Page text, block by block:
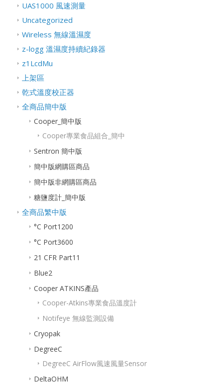
UAS1000 風速測量
Uncategorized
Wireless 無線溫濕度
z-logg 溫濕度持續紀錄器
z1LcdMu
上架區
乾式溫度校正器
全商品簡中版
Cooper_簡中版
Cooper專業食品組合_簡中
Sentron 簡中版
簡中版網購區商品
簡中版非網購區商品
糖鹽度計_簡中版
全商品繁中版
°C Port1200
°C Port3600
21 CFR Part11
Blue2
Cooper ATKINS產品
Cooper-Atkins專業食品溫度計
Notifeye 無線監測設備
Cryopak
DegreeC
DegreeC AirFlow風速風量Sensor
DeltaOHM